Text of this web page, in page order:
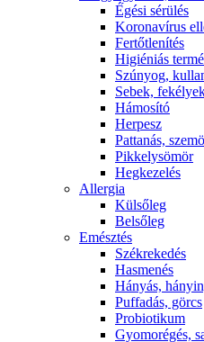
É́gési sérülés
Koronavírus
Fertőtlenítés
Higiéniás
Szúnyog,
Sebek,
Hámosító
Herpesz
Pattanás,
Pikkelysömör
Hegkezelés
Allergia
Külsőleg
Belsőleg
Emésztés
Székrekedés
Hasmenés
Hányás,
Puffadás, görcs
Probiotikum
Gyomorégés,